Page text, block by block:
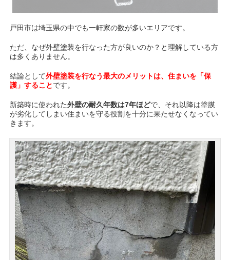
戸田市は埼玉県の中でも一軒家の数が多いエリアです。
ただ、なぜ外壁塗装を行なった方が良いのか？と理解している方
は多くありません。
結論として外壁塗装を行なう最大のメリットは、住まいを「保
護」することです。
新築時に使われた外壁の耐久年数は7年ほどで、それ以降は塗膜
が劣化してしまい住まいを守る役割を十分に果たせなくなってい
きます。